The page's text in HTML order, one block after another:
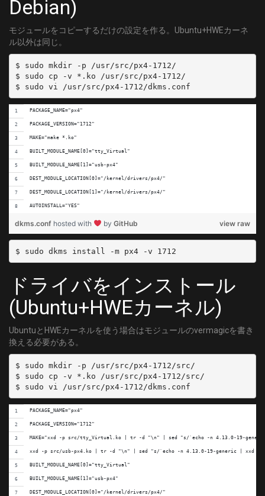
Debian)
モジュールをコピーするだけの設定を作る。Ubuntu+HWEカーネ
ル以外は同じ。
$ sudo mkdir -p /usr/src/px4-1712/
$ sudo cp -v *.ko /usr/src/px4-1712/
PACKAGE_NAME="px4"
PACKAGE_VERSION="1712"
MAKE="make *.ko"
BUILT_MODULE_NAME[0]="tty_Virtual"
BUILT_MODULE_NAME[1]="usb-px4"
DEST_MODULE_LOCATION[0]="/kernel/drivers/px4/"
DEST_MODULE_LOCATION[1]="/kernel/drivers/px4/"
AUTOINSTALL="YES"
view raw
dkms.conf hosted with by GitHub
ドライバをインストール
(Ubuntu+HWEカーネル)
UbuntuとHWEカーネルを使う場合はモジュールのvermagicを書き
換える必要がある。
$ sudo mkdir -p /usr/src/px4-1712/src/
$ sudo cp -v *.ko /usr/src/px4-1712/src/
PACKAGE_NAME="px4"
PACKAGE_VERSION="1712"
MAKE="xxd -p src/tty_Virtual.ko | tr -d "\n" | sed "s/`echo -n 4.13.0-19-
xxd -p src/usb-px4.ko | tr -d "\n" | sed "s/`echo -n 4.13.0-19-generic |
BUILT_MODULE_NAME[0]="tty_Virtual"
BUILT_MODULE_NAME[1]="usb-px4"
DEST_MODULE_LOCATION[0]="/kernel/drivers/px4/"